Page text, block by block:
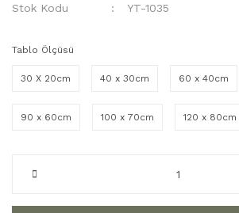
Stok Kodu
YT-1035
Tablo Ölçüsü
30 X 20cm 40 x 30cm 60 x 40cm
90 x 60cm 100 x 70cm 120 x 80cm